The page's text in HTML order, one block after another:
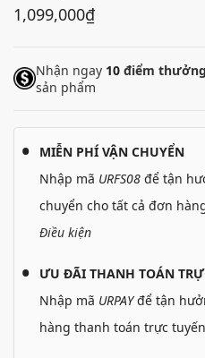
1,099,000₫
Nhận ngay 10 điểm thưởng
sản phẩm
MIỄN PHÍ VẬN CHUYỂN
Nhập mã URFS08 để tận
chuyển cho tất cả đơn
Điều kiện
ƯU ĐÃI THANH TOÁN
Nhập mã URPAYđể tận
hàng thanh toán trực